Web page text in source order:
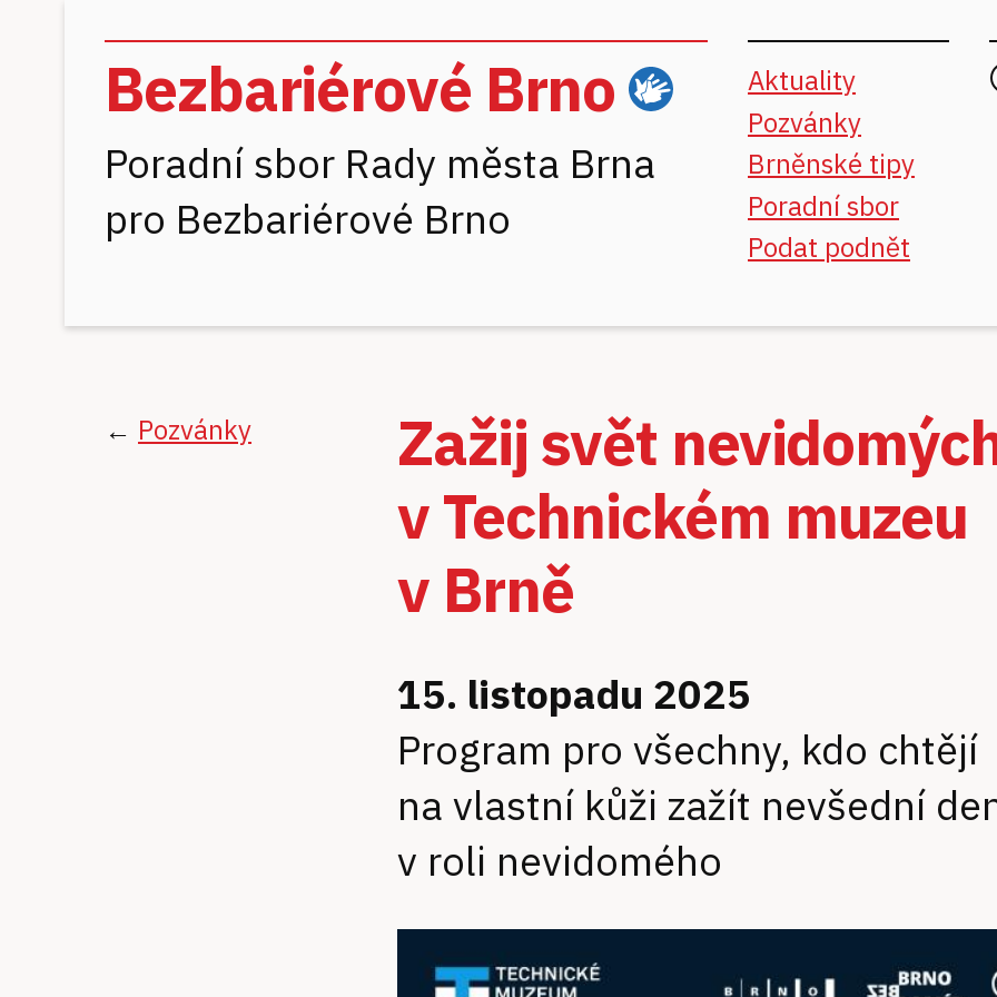
Bezbariérové Brno ČZJ
Poradní sbor Rady města Brna
pro Bezbariérové Brno
Aktuality
Pozvánky
Brněnské tipy
Poradní sbor
Podat podnět
← Pozvánky
Zažij svět
v Technickém muzeu
v Brně
15. listopadu 2025
Program pro všechny, kdo chtějí
na vlastní kůži zažít nevšední
v roli nevidomého